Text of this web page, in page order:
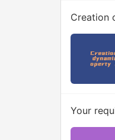
Creation
Your